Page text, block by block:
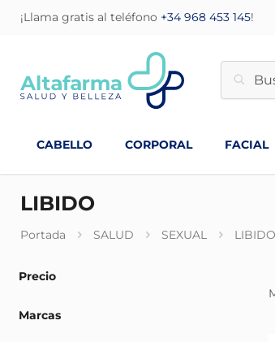
¡Llama gratis al teléfono +34 968 453 145!
CABELLO CORPORAL FACIAL
LIBIDO
Portada SALUD SEXUAL LIBIDO
Precio
Marcas